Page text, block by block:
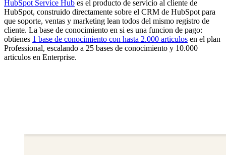
HubSpot Service Hub es el producto de servicio al cliente de
HubSpot, construido directamente sobre el CRM de HubSpot para
que soporte, ventas y marketing lean todos del mismo registro de
cliente. La base de conocimiento en si es una funcion de pago:
obtienes 1 base de conocimiento con hasta 2.000 articulos en el plan
Professional, escalando a 25 bases de conocimiento y 10.000
articulos en Enterprise.